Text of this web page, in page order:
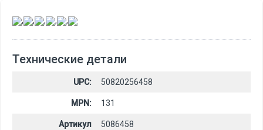
, , , , ,
Технические детали
UPC: 50820256458
MPN: 131
Артикул
5086458